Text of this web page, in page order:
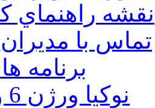
نقشه راهنماي
تماس با
برنامه
نوکیا ورژن 6 و 7 و 8